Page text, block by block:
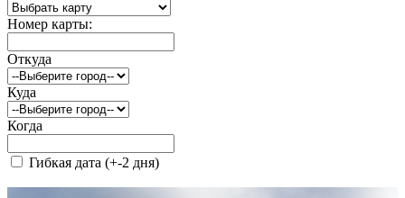
Номер карты:
Откуда
Куда
Когда
Гибкая дата (+-2 дня)